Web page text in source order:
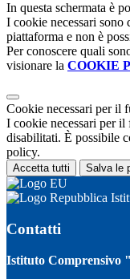
In questa schermata è
I cookie necessari
piattaforma e non è
Per conoscere quali
visionare la COOKIE
Cookie necessari per il
I cookie necessari per il
disabilitati. È possibile
policy.
Accetta tutti Salva le
Contatti
Istituto Comprensivo